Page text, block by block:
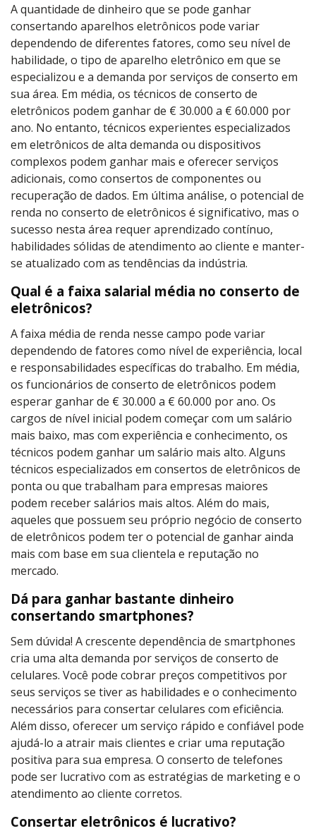
A quantidade de dinheiro que se pode ganhar
consertando aparelhos eletrônicos pode variar
dependendo de diferentes fatores, como seu nível de
habilidade, o tipo de aparelho eletrônico em que se
especializou e a demanda por serviços de conserto em
sua área. Em média, os técnicos de conserto de
eletrônicos podem ganhar de € 30.000 a € 60.000 por
ano. No entanto, técnicos experientes especializados
em eletrônicos de alta demanda ou dispositivos
complexos podem ganhar mais e oferecer serviços
adicionais, como consertos de componentes ou
recuperação de dados. Em última análise, o potencial de
renda no conserto de eletrônicos é significativo, mas o
sucesso nesta área requer aprendizado contínuo,
habilidades sólidas de atendimento ao cliente e manter-
se atualizado com as tendências da indústria.
Qual é a faixa salarial média no conserto de
eletrônicos?
A faixa média de renda nesse campo pode variar
dependendo de fatores como nível de experiência, local
e responsabilidades específicas do trabalho. Em média,
os funcionários de conserto de eletrônicos podem
esperar ganhar de € 30.000 a € 60.000 por ano. Os
cargos de nível inicial podem começar com um salário
mais baixo, mas com experiência e conhecimento, os
técnicos podem ganhar um salário mais alto. Alguns
técnicos especializados em consertos de eletrônicos de
ponta ou que trabalham para empresas maiores
podem receber salários mais altos. Além do mais,
aqueles que possuem seu próprio negócio de conserto
de eletrônicos podem ter o potencial de ganhar ainda
mais com base em sua clientela e reputação no
mercado.
Dá para ganhar bastante dinheiro
consertando smartphones?
Sem dúvida! A crescente dependência de smartphones
cria uma alta demanda por serviços de conserto de
celulares. Você pode cobrar preços competitivos por
seus serviços se tiver as habilidades e o conhecimento
necessários para consertar celulares com eficiência.
Além disso, oferecer um serviço rápido e confiável pode
ajudá-lo a atrair mais clientes e criar uma reputação
positiva para sua empresa. O conserto de telefones
pode ser lucrativo com as estratégias de marketing e o
atendimento ao cliente corretos.
Consertar eletrônicos é lucrativo?